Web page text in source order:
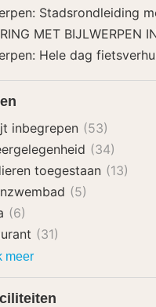
Stadsrondleiding
Antwerpen: Hele dag
inbegrepen (53)
(34)
toegestaan (13)
(5)
(6)
(31)
meerFaciliteiten